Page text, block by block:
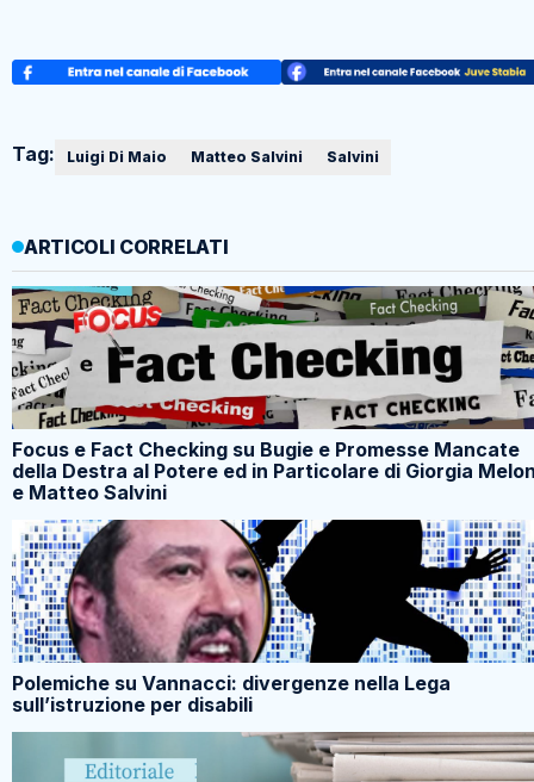
Tag: Luigi Di Maio Matteo Salvini Salvini
ARTICOLI CORRELATI
Focus e Fact Checking su Bugie e Promesse Mancate
della Destra al Potere ed in Particolare di Giorgia
e Matteo Salvini
Polemiche su Vannacci: divergenze nella Lega
sull’istruzione per disabili